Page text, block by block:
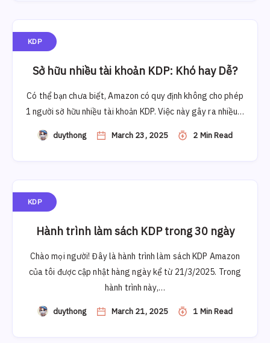
KDP
Sở hữu nhiều tài khoản KDP: Khó hay Dễ?
Có thể bạn chưa biết, Amazon có quy định không cho phép
1 người sỡ hữu nhiều tài khoản KDP. Việc này gây ra nhiều…
duythong March 23, 2025 2 Min Read
KDP
Hành trình làm sách KDP trong 30 ngày
Chào mọi người! Đây là hành trình làm sách KDP Amazon
của tôi được cập nhật hàng ngày kể từ 21/3/2025. Trong
hành trình này,…
duythong March 21, 2025 1 Min Read